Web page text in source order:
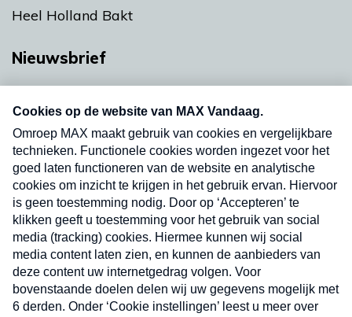
Heel Holland Bakt
Nieuwsbrief
nieuwsbrief. Elke vrijdag- en dinsdagochtend in
uw mailbox.
Verzend